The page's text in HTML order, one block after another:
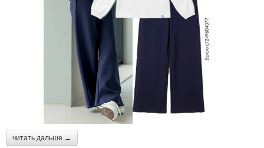
читать дальше →